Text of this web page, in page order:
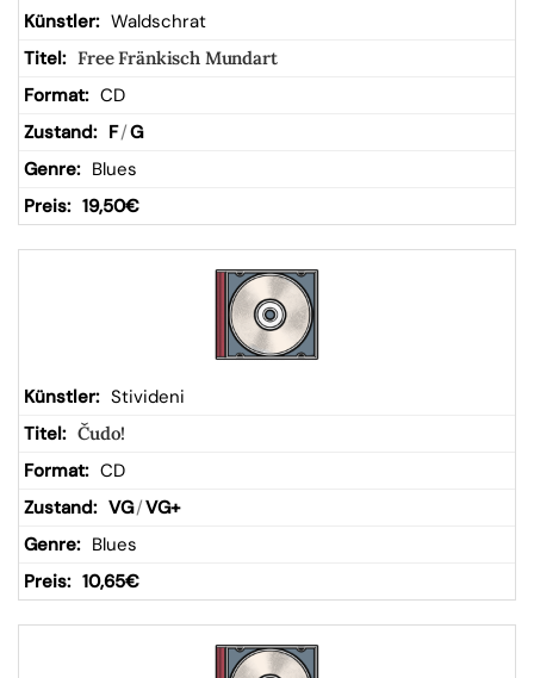
kor
b
Waldschrat
Free Fränkisch Mundart
CD
F/G
Blues
19,50€
Stivideni
Čudo!
CD
VG/VG+
Blues
10,65€